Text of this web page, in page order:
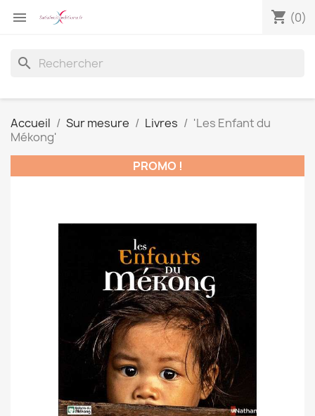
 shopping_cart (0)
search
Accueil Sur mesure Livres
'Les Enfant du
Mékong'
PROMO !